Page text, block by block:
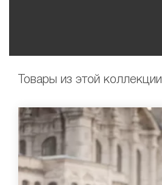
Товары из этой коллекции